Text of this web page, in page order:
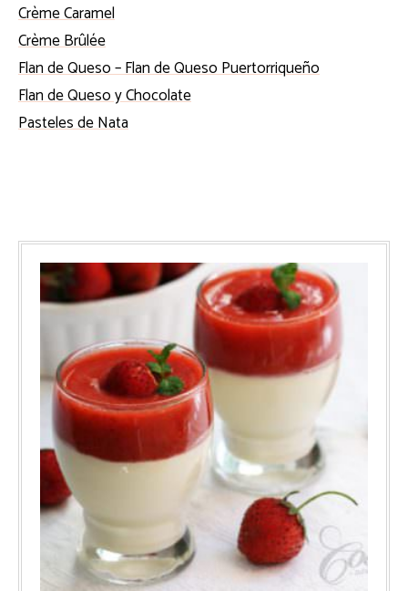
Crème Caramel
Crème Brûlée
Flan de Queso – Flan de Queso Puertorriqueño
Flan de Queso y Chocolate
Pasteles de Nata